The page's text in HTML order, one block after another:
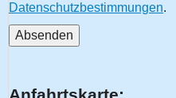
Datenschutzbestimmungen.